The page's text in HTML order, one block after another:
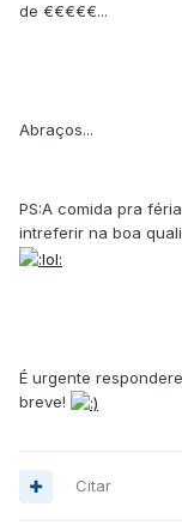
de €€€€€...
Abraços...
PS:A comida pra
intreferir na boa
É urgente
breve!
Citar